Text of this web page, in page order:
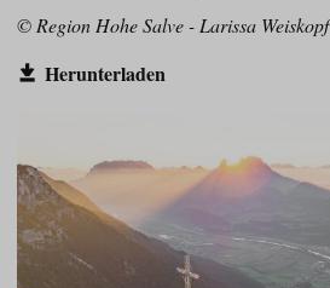
© Region Hohe Salve - Larissa Weiskopf
Herunterladen